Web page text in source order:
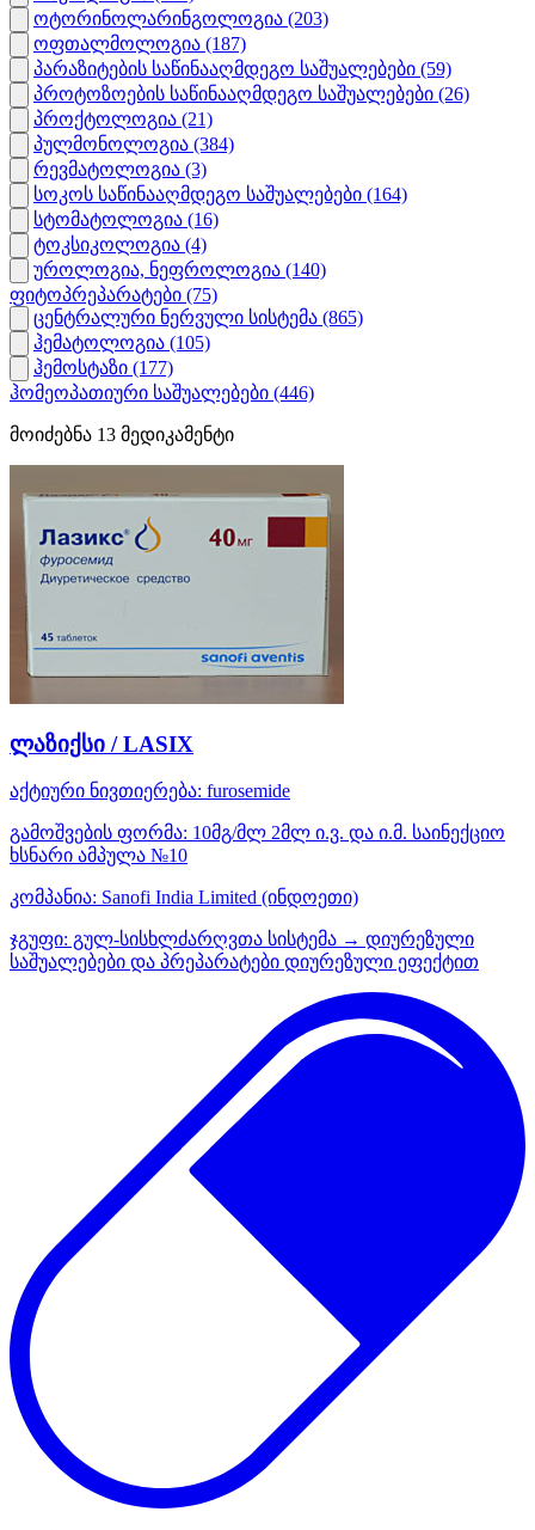
ოტორინოლარინგოლოგია (203)
ოფთალმოლოგია (187)
პარაზიტების საწინააღმდეგო საშუალებები (59)
პროტოზოების საწინააღმდეგო საშუალებები (26)
პროქტოლოგია (21)
პულმონოლოგია (384)
რევმატოლოგია (3)
სოკოს საწინააღმდეგო საშუალებები (164)
სტომატოლოგია (16)
ტოკსიკოლოგია (4)
უროლოგია, ნეფროლოგია (140)
ფიტოპრეპარატები (75)
ცენტრალური ნერვული სისტემა (865)
ჰემატოლოგია (105)
ჰემოსტაზი (177)
ჰომეოპათიური საშუალებები (446)
მოიძებნა 13 მედიკამენტი
ლაზიქსი / LASIX
აქტიური ნივთიერება: furosemide
გამოშვების ფორმა: 10მგ/მლ 2მლ ი.ვ. და ი.მ. საინექციო
ხსნარი ამპულა №10
კომპანია: Sanofi India Limited (ინდოეთი)
ჯგუფი: გულ-სისხლძარღვთა სისტემა → დიურეზული
საშუალებები და პრეპარატები დიურეზული ეფექტით